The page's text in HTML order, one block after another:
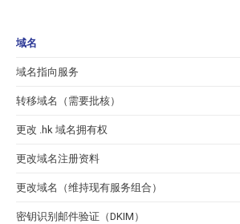
域名
域名指向服务
转移域名（需要批核）
更改 .hk 域名拥有权
更改域名注册资料
更改域名（维持现有服务组合）
密钥识别邮件验证（DKIM）